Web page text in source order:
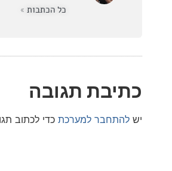
תגובה
למערכתכדי לכתוב תגובה.